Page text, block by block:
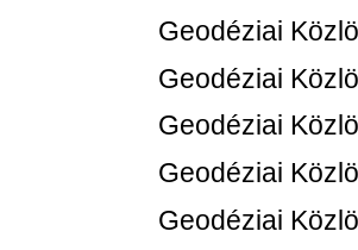
Geodéziai
Geodéziai
Geodéziai
Geodéziai
Geodéziai